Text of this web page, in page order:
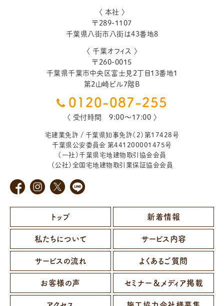
〈 本社 〉
〒 289-1107
千葉県八街市八街は43番地8
〈 千葉オフィス 〉
〒 260-0015
千葉県千葉市中央区富士見2丁目13番地1
第2山崎ビル7階B
0120-087-255
〈 受付時間 9:00〜17:00 〉
宅建業免許 / 千葉県知事免許（2）第17428号
千葉県公安委員会 第441200001475号
（一社）千葉県宅地建物取引協会会員
（公社）全国宅地建物取引業保証協会会員
トップ 新着情報
私たちについて サービス内容
サービスの流れ よくあるご質問
お客様の声 セミナー＆メディア掲載